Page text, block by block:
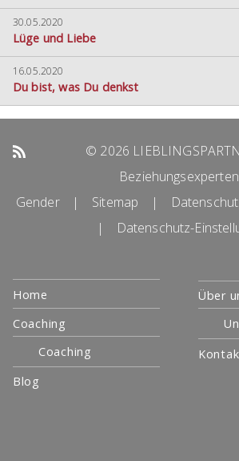
30.05.2020
Lüge und Liebe
16.05.2020
Du bist, was Du denkst
© 2026
Beziehungsexperten
Gender
| Sitemap |
|
Datenschutz-
Navigation
überspringen
Home
Coaching
Coaching
Blog
Über